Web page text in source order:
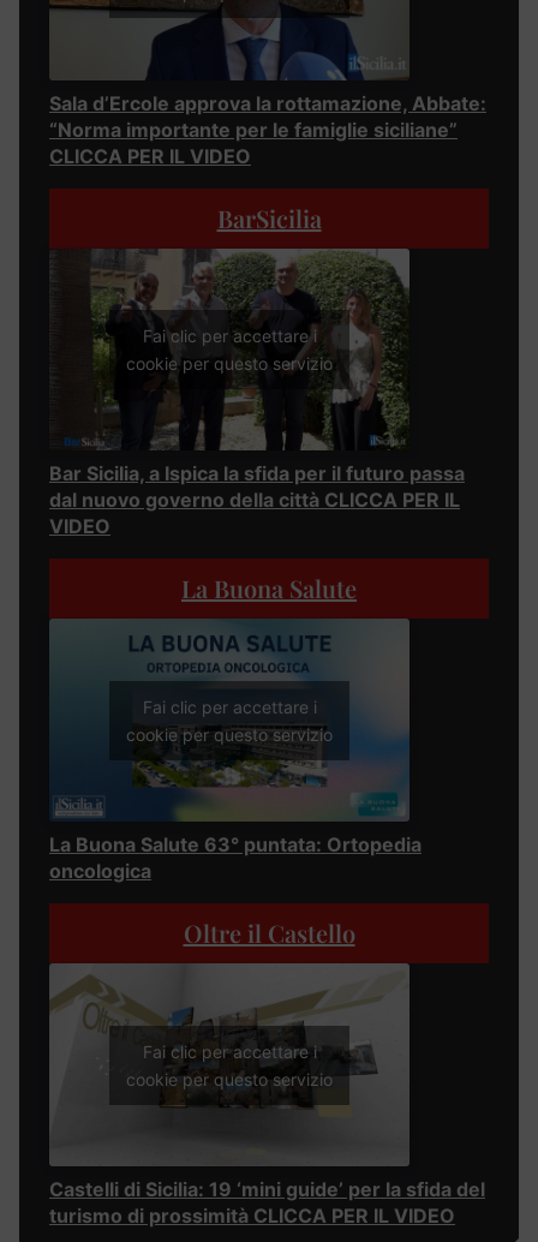
Sala d’Ercole approva la rottamazione, Abbate:
“Norma importante per le famiglie siciliane”
CLICCA PER IL VIDEO
BarSicilia
Fai clic per accettare i
cookie per questo servizio
Bar Sicilia, a Ispica la sfida per il futuro passa
dal nuovo governo della città CLICCA PER IL
VIDEO
La Buona Salute
Fai clic per accettare i
cookie per questo servizio
La Buona Salute 63° puntata: Ortopedia
oncologica
Oltre il Castello
Fai clic per accettare i
cookie per questo servizio
Castelli di Sicilia: 19 ‘mini guide’ per la sfida del
turismo di prossimità CLICCA PER IL VIDEO